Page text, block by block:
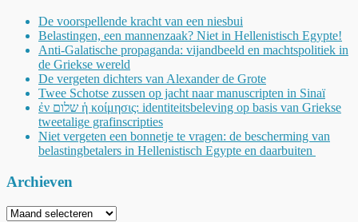
De voorspellende kracht van een niesbui
Belastingen, een mannenzaak? Niet in Hellenistisch Egypte!
Anti-Galatische propaganda: vijandbeeld en machtspolitiek in
de Griekse wereld
De vergeten dichters van Alexander de Grote
Twee Schotse zussen op jacht naar manuscripten in Sinaï
ἐν שלום ἡ κοίμησις: identiteitsbeleving op basis van Griekse
tweetalige grafinscripties
Niet vergeten een bonnetje te vragen: de bescherming van
belastingbetalers in Hellenistisch Egypte en daarbuiten
Archieven
Archieven